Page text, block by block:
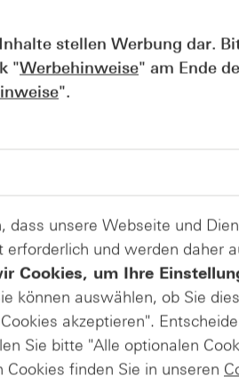
Sie sich gezielt auf den
die Fragen, damit Sie genau
Zertifikate-Test selbst durchführen.
Gefühl für die BaFin-Fragen.
auf die Märkte zur
Preise, Routen und
bleibt, was hat sich verändert?
Unsicherheit. Abgerundet mit
stellen Werbung dar.
"Werbehinweise" am Ende
".
dass unsere Webseite und
und werden daher
Cookies, um Ihre
können auswählen, ob Sie
akzeptieren".
Sie bitte "Alle optionalen
finden Sie in unseren